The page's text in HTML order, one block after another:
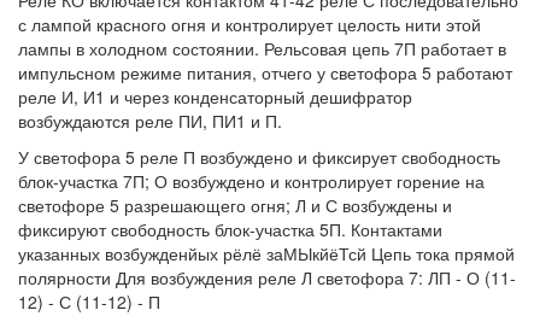
с лампой красного огня и контролирует целость нити этой
лампы в холодном состоянии. Рельсовая цепь 7П работает в
импульсном режиме питания, отчего у светофора 5 работают
реле И, И1 и через конденсаторный дешифратор
возбуждаются реле ПИ, ПИ1 и П.
У светофора 5 реле П возбуждено и фиксирует свободность
блок-участка 7П; О возбуждено и контролирует горение на
светофоре 5 разрешающего огня; Л и С возбуждены и
фиксируют свободность блок-участка 5П. Контактами
указанных возбужденйых рёлё заМЫкйёТсй Цепь тока прямой
полярности Для возбуждения реле Л светофора 7: ЛП - О (11-
12) - С (11-12) - П